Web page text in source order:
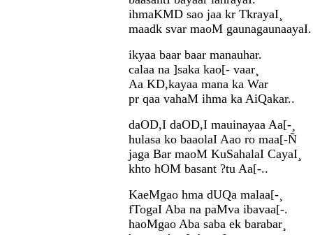
ihmaKMD sao jaa kr TkrayaI¸
maadk svar maoM gaunagaunaayaI.
ikyaa baar baar manauhar.
calaa na ]saka kao[- vaar¸
Aa KD,kayaa mana ka War
pr qaa vahaM ihma ka AiQakar..
daOD,I daOD,I mauinayaa Aa[-¸
hulasa ko baaolaI Aao ro maa[-Ñ
jaga Bar maoM KuSahalaI CayaI¸
khto hOM basant ?tu Aa[-..
KaeMgao hma dUQa malaa[-¸
fTogaI Aba na paMva ibavaa[-.
haoMgao Aba saba ek barabar¸